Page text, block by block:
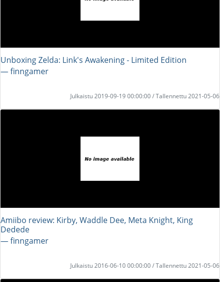
Unboxing Zelda: Link's Awakening - Limited Edition
― finngamer
Julkaistu 2019-09-19 00:00:00 / Tallennettu 2021-05-06
Amiibo review: Kirby, Waddle Dee, Meta Knight, King
Dedede
― finngamer
Julkaistu 2016-06-10 00:00:00 / Tallennettu 2021-05-06